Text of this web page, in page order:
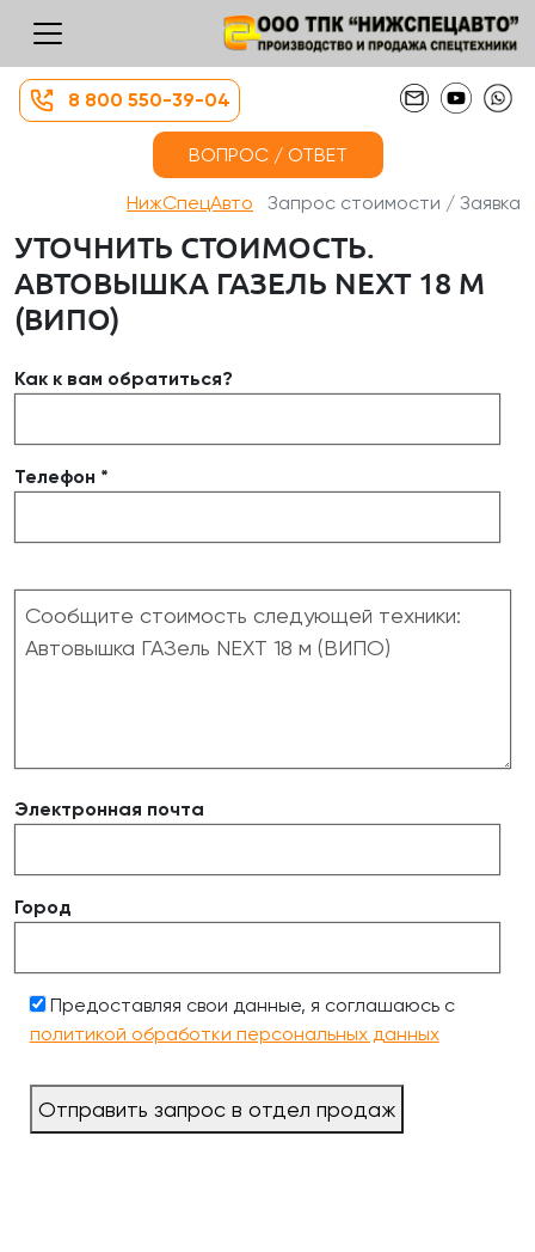
8 800 550-39-04
ВОПРОС / ОТВЕТ
НижСпецАвто Запрос стоимости / Заявка
УТОЧНИТЬ СТОИМОСТЬ.
АВТОВЫШКА ГАЗЕЛЬ NEXT 18 М
(ВИПО)
Как к вам обратиться?
Телефон *
Электронная почта
Город
Предоставляя свои данные, я соглашаюсь с
политикой обработки персональных данных
Отправить запрос в отдел продаж